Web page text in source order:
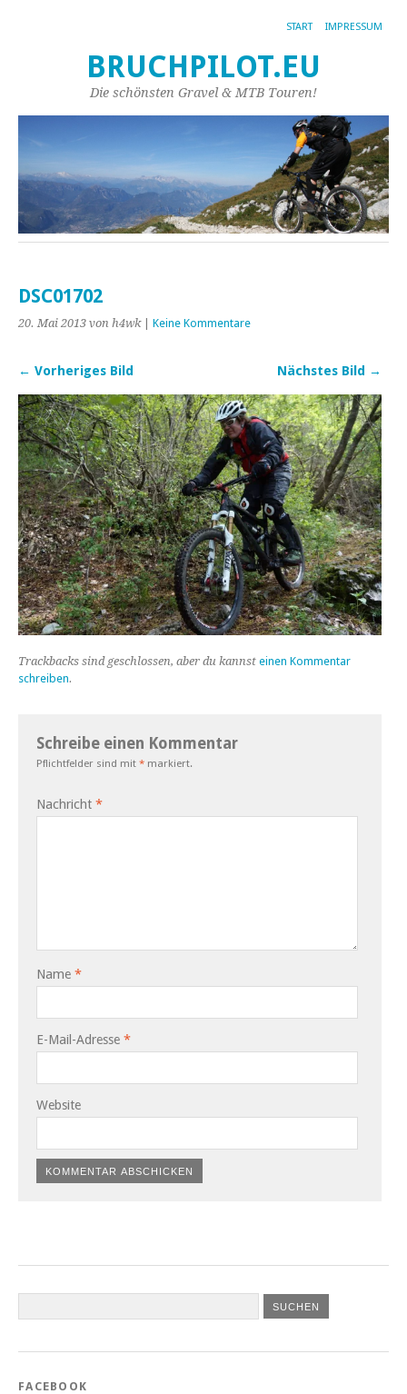
START IMPRESSUM
BRUCHPILOT.EU
Die schönsten Gravel & MTB Touren!
DSC01702
20. Mai 2013 von h4wk| Keine Kommentare
← Vorheriges Bild Nächstes Bild →
Trackbacks sind geschlossen, aber du kannst einen Kommentar
schreiben.
Schreibe einen Kommentar
Pflichtfelder sind mit * markiert.
Nachricht *
Name *
E-Mail-Adresse *
Website
FACEBOOK